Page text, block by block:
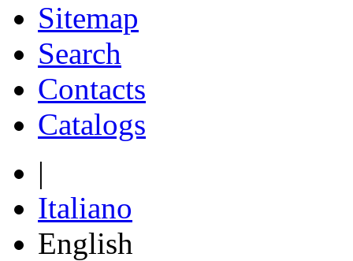
Sitemap
Search
Contacts
Catalogs
|
Italiano
English